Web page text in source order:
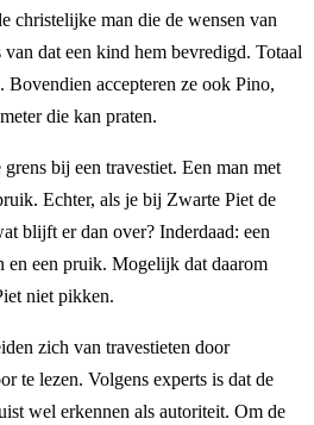
christelijke man die de wensen van
dat een kind hem bevredigd. Totaal
Bovendien accepteren ze ook Pino,
die kan praten.
bij een travestiet. Een man met
Echter, als je bij Zwarte Piet de
blijft er dan over? Inderdaad: een
en een pruik. Mogelijk dat daarom
niet pikken.
zich van travestieten door
te lezen. Volgens experts is dat de
wel erkennen als autoriteit. Om de